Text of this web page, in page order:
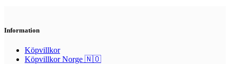
Information
Köpvillkor
Köpvillkor Norge 🇳🇴